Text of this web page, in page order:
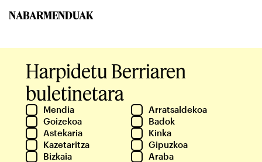
NABARMENDUAK
Harpidetu Berriaren
buletinetara
Mendia
Arratsaldekoa
Goizekoa
Badok
Astekaria
Kinka
Kazetaritza
Gipuzkoa
Bizkaia
Araba